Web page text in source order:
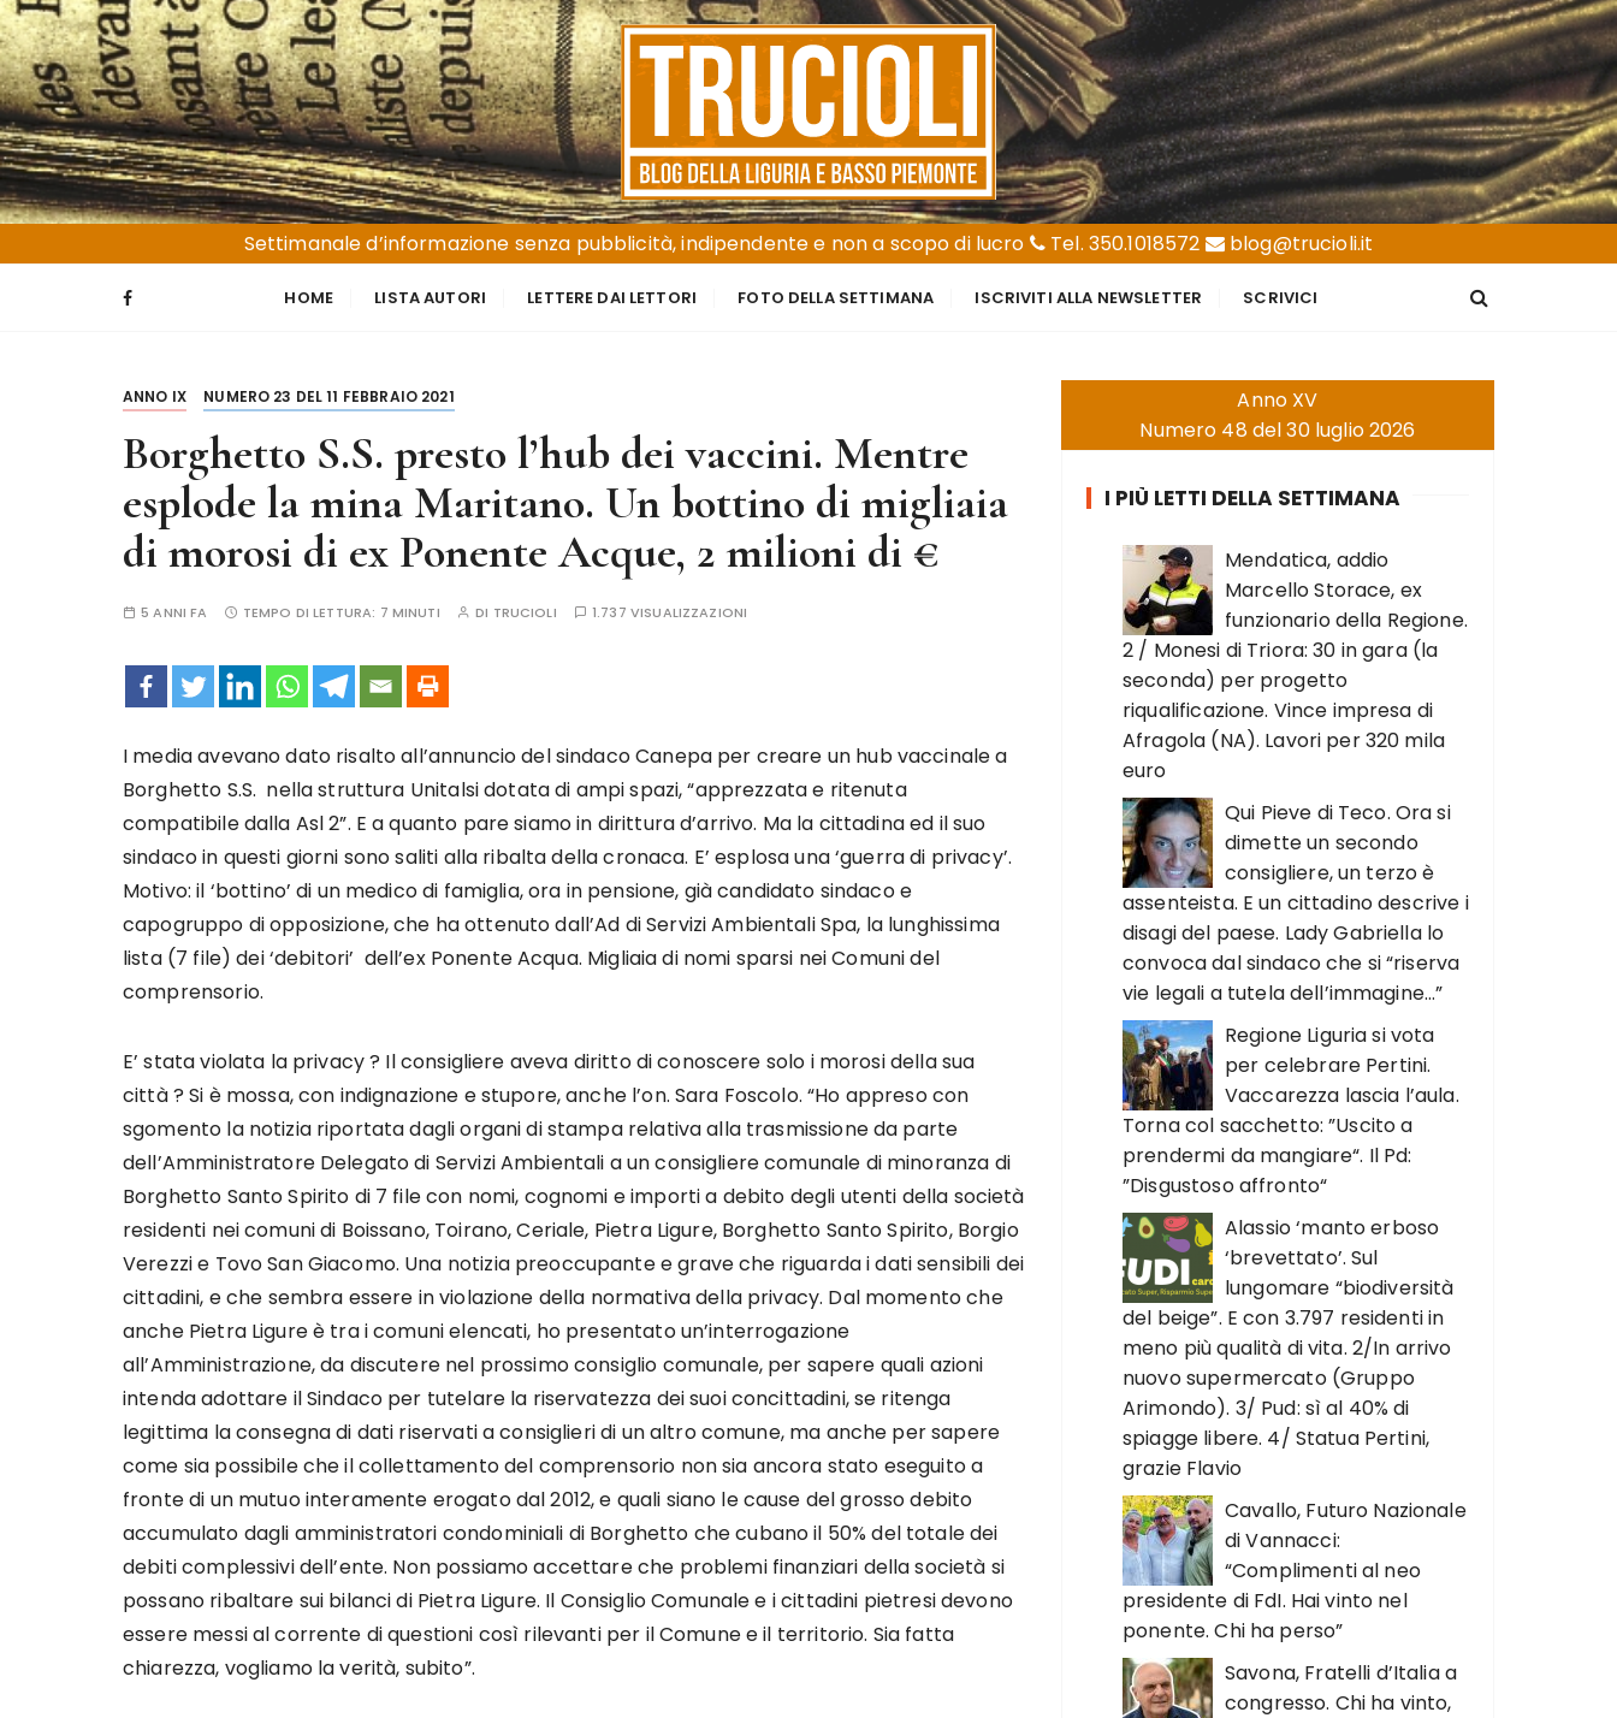
S
a
l
t
a
a
l
c
Trucioli
Liguria e Basso Piemonte
Settimanale d’informazione senza pubblicità, indipendente e non a scopo di lucro
Tel. 350.1018572 blog@trucioli.it
HOME LISTA AUTORI LETTERE DAI LETTORI FOTO DELLA SETTIMANA ISCRIVITI ALLA NEWSLETTER SCRIVICI
ANNO IX NUMERO 23 DEL 11 FEBBRAIO 2021
Borghetto S.S. presto l’hub dei vaccini. Mentre
esplode la mina Maritano. Un bottino di migliaia
di morosi di ex Ponente Acque, 2 milioni di €
5 ANNI FA TEMPO DI LETTURA: 7 MINUTI DI TRUCIOLI 1.737 VISUALIZZAZIONI
I media avevano dato risalto all’annuncio del sindaco Canepa per creare un hub vaccinale a
Borghetto S.S. nella struttura Unitalsi dotata di ampi spazi, “apprezzata e ritenuta
compatibile dalla Asl 2”. E a quanto pare siamo in dirittura d’arrivo. Ma la cittadina ed il suo
sindaco in questi giorni sono saliti alla ribalta della cronaca. E’ esplosa una ‘guerra di privacy’.
Motivo: il ‘bottino’ di un medico di famiglia, ora in pensione, già candidato sindaco e
capogruppo di opposizione, che ha ottenuto dall’Ad di Servizi Ambientali Spa, la lunghissima
lista (7 file) dei ‘debitori’ dell’ex Ponente Acqua. Migliaia di nomi sparsi nei Comuni del
comprensorio.
E’ stata violata la privacy ? Il consigliere aveva diritto di conoscere solo i morosi della sua
città ? Si è mossa, con indignazione e stupore, anche l’on. Sara Foscolo. “Ho appreso con
sgomento la notizia riportata dagli organi di stampa relativa alla trasmissione da parte
dell’Amministratore Delegato di Servizi Ambientali a un consigliere comunale di minoranza di
Borghetto Santo Spirito di 7 file con nomi, cognomi e importi a debito degli utenti della società
residenti nei comuni di Boissano, Toirano, Ceriale, Pietra Ligure, Borghetto Santo Spirito, Borgio
Verezzi e Tovo San Giacomo. Una notizia preoccupante e grave che riguarda i dati sensibili dei
cittadini, e che sembra essere in violazione della normativa della privacy. Dal momento che
anche Pietra Ligure è tra i comuni elencati, ho presentato un’interrogazione
all’Amministrazione, da discutere nel prossimo consiglio comunale, per sapere quali azioni
intenda adottare il Sindaco per tutelare la riservatezza dei suoi concittadini, se ritenga
legittima la consegna di dati riservati a consiglieri di un altro comune, ma anche per sapere
come sia possibile che il collettamento del comprensorio non sia ancora stato eseguito a
fronte di un mutuo interamente erogato dal 2012, e quali siano le cause del grosso debito
accumulato dagli amministratori condominiali di Borghetto che cubano il 50% del totale dei
debiti complessivi dell’ente. Non possiamo accettare che problemi finanziari della società si
possano ribaltare sui bilanci di Pietra Ligure. Il Consiglio Comunale e i cittadini pietresi devono
essere messi al corrente di questioni così rilevanti per il Comune e il territorio. Sia fatta
chiarezza, vogliamo la verità, subito”.
Anno XV
Numero 48 del 30 luglio 2026
I PIÙ LETTI DELLA SETTIMANA
Mendatica, addio
Marcello Storace, ex
funzionario della Regione.
2 / Monesi di Triora: 30 in gara (la
seconda) per progetto
riqualificazione. Vince impresa di
Afragola (NA). Lavori per 320 mila
euro
Qui Pieve di Teco. Ora si
dimette un secondo
consigliere, un terzo è
assenteista. E un cittadino descrive i
disagi del paese. Lady Gabriella lo
convoca dal sindaco che si “riserva
vie legali a tutela dell’immagine…”
Regione Liguria si vota
per celebrare Pertini.
Vaccarezza lascia l’aula.
Torna col sacchetto: ”Uscito a
prendermi da mangiare“. Il Pd:
”Disgustoso affronto“
Alassio ‘manto erboso
‘brevettato’. Sul
lungomare “biodiversità
del beige”. E con 3.797 residenti in
meno più qualità di vita. 2/In arrivo
nuovo supermercato (Gruppo
Arimondo). 3/ Pud: sì al 40% di
spiagge libere. 4/ Statua Pertini,
grazie Flavio
Cavallo, Futuro Nazionale
di Vannacci:
“Complimenti al neo
presidente di FdI. Hai vinto nel
ponente. Chi ha perso”
Savona, Fratelli d’Italia a
congresso. Chi ha vinto,